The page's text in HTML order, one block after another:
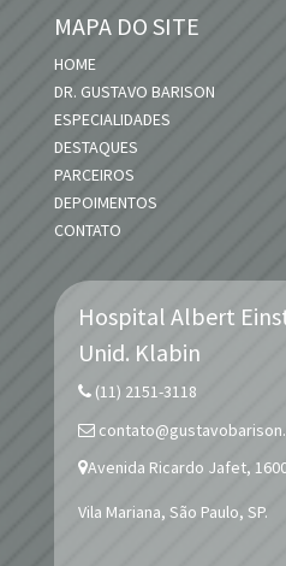
MAPA DO SITE
HOME
DR. GUSTAVO BARISON
ESPECIALIDADES
DESTAQUES
PARCEIROS
DEPOIMENTOS
CONTATO
Hospital Albert
Unid. Klabin
(11) 2151-3118
Avenida Ricardo Jafet,
Vila Mariana, São Paulo, SP.